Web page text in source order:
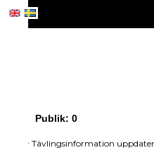
Publik: 0
Tävlingsinformation